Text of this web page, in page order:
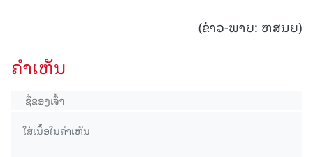
(ຂ່າວ-ພາບ: ຫສນຍ)
ຄໍາເຫັນ